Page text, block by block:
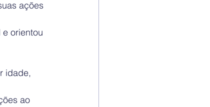
ações
orientou
idade,
ao